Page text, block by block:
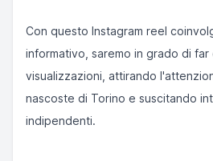
Con questo Instagram reel
informativo, saremo in grado di
visualizzazioni, attirando
nascoste di Torino e suscitando
indipendenti.